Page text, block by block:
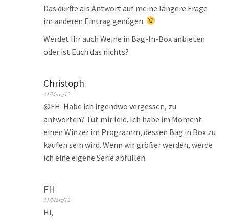
Das dürfte als Antwort auf meine längere Frage
im anderen Eintrag genügen.
Werdet Ihr auch Weine in Bag-In-Box anbieten
oder ist Euch das nichts?
Christoph
31/März/12
@FH: Habe ich irgendwo vergessen, zu
antworten? Tut mir leid. Ich habe im Moment
einen Winzer im Programm, dessen Bag in Box zu
kaufen sein wird. Wenn wir größer werden, werde
ich eine eigene Serie abfüllen.
FH
31/März/12
Hi,